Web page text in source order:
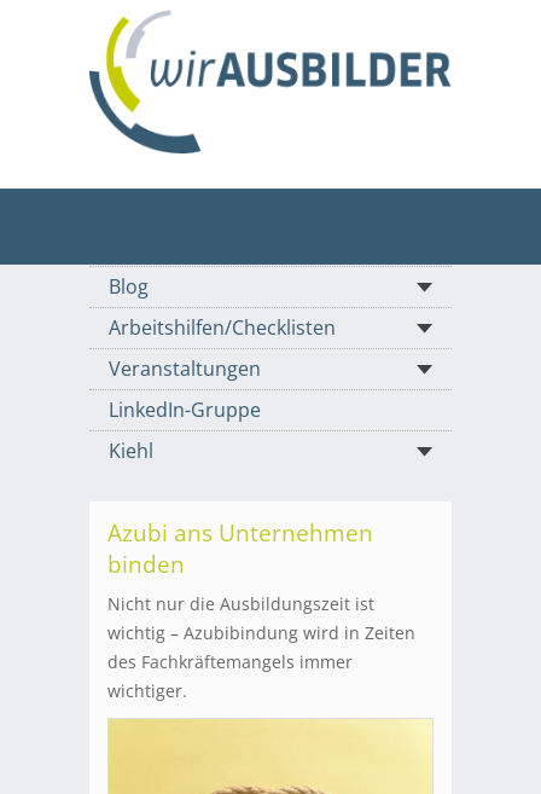
Blog
Arbeitshilfen/Checklisten
Veranstaltungen
LinkedIn-Gruppe
Kiehl
Azubi ans Unternehmen
binden
Nicht nur die Ausbildungszeit ist
wichtig – Azubibindung wird in Zeiten
des Fachkräftemangels immer
wichtiger.